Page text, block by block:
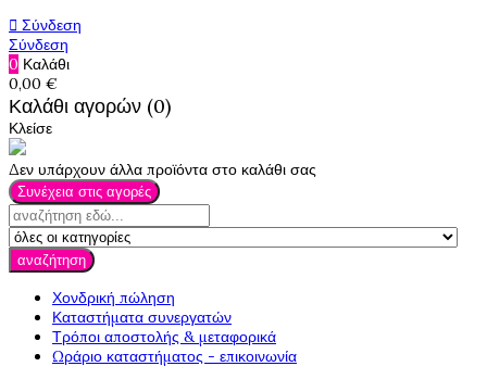
 Σύνδεση
Σύνδεση
0 Καλάθι
0,00 €
Καλάθι αγορών (0)
Κλείσε
Δεν υπάρχουν άλλα προϊόντα στο καλάθι σας
Συνέχεια στις αγορές
αναζήτηση
Χονδρική πώληση
Καταστήματα συνεργατών
Τρόποι αποστολής & μεταφορικά
Ωράριο καταστήματος - επικοινωνία